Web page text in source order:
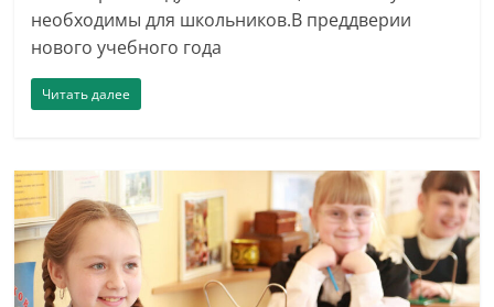
необходимы для школьников.В преддверии
нового учебного года
Читать далее